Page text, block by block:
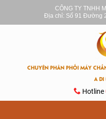
CÔNG TY TNHH
Địa chỉ: Số 91 Đường
CHUYÊN PHÂN PHỐI MÁY
A DI
Hotline